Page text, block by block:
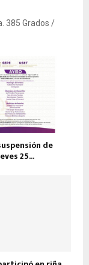
385 Grados /
de
25...